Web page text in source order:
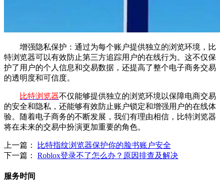
增强隐私保护：通过为每个账户提供独立的浏览环境，比
特浏览器可以有效防止第三方追踪用户的在线行为。这不仅保
护了用户的个人信息和交易数据，还提高了整个电子商务交易
的透明度和可信度。
比特浏览器不仅能够提供独立的浏览环境以保障电商交易
的安全和隐私，还能够有效防止账户锁定和增强用户的在线体
验。随着电子商务的不断发展，我们有理由相信，比特浏览器
将在未来的交易中扮演更加重要的角色。
上一篇：
比特指纹浏览器保护你的脸书账户安全
下一篇： Roblox登录不了怎么办？原因排查及解决
服务时间